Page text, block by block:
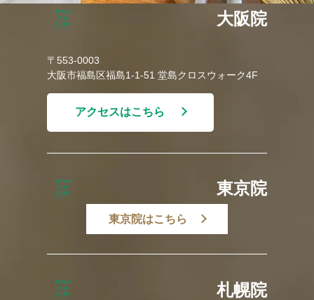
大阪院
〒553-0003
大阪市福島区福島1-1-51 堂島クロスウォーク4F
アクセスはこちら
東京院
東京院はこちら
札幌院